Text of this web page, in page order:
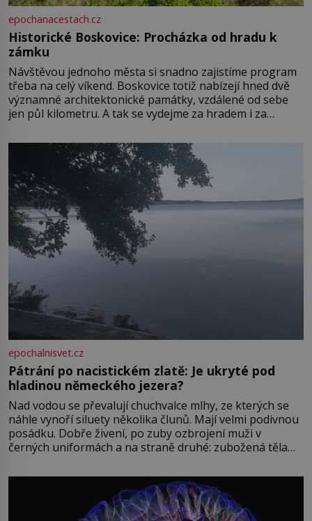
epochanacestach.cz
Historické Boskovice: Procházka od hradu k
zámku
Návštěvou jednoho města si snadno zajistíme program
třeba na celý víkend. Boskovice totiž nabízejí hned dvě
významné architektonické památky, vzdálené od sebe
jen půl kilometru. A tak se vydejme za hradem i za
Boskovice na okraji Drahanské vrchoviny vznikla někdy
ve13. století, a už v roce 1313 kronikáři zaznamenali
epochalnisvet.cz
Pátrání po nacistickém zlatě: Je ukryté pod
hladinou německého jezera?
Nad vodou se převalují chuchvalce mlhy, ze kterých se
náhle vynoří siluety několika člunů. Mají velmi podivnou
posádku. Dobře živení, po zuby ozbrojení muži v
černých uniformách a na straně druhé: zubožená těla
přízračná scéna znamená? Je jaro roku 1945, druhá
světová válka se chýlí ke konci. Jezero Stolpsee